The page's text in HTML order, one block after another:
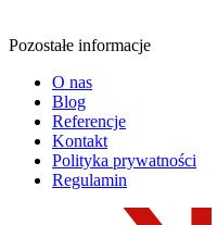
Pozostałe informacje
O nas
Blog
Referencje
Kontakt
Polityka prywatności
Regulamin